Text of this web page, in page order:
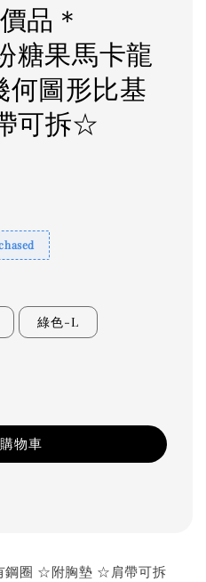
品＊
糖果馬卡龍
何圖形比基
可拆☆
綠色-L
物車
鋼圈 ☆附胸墊 ☆肩帶可拆